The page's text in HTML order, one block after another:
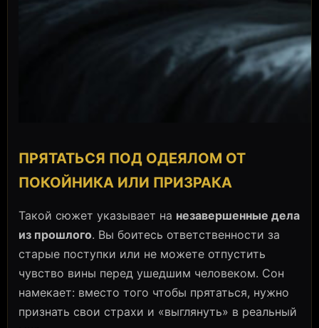
ПРЯТАТЬСЯ ПОД ОДЕЯЛОМ ОТ
ПОКОЙНИКА ИЛИ ПРИЗРАКА
Такой сюжет указывает на незавершенные дела
из прошлого. Вы боитесь ответственности за
старые поступки или не можете отпустить
чувство вины перед ушедшим человеком. Сон
намекает: вместо того чтобы прятаться, нужно
признать свои страхи и «выглянуть» в реальный